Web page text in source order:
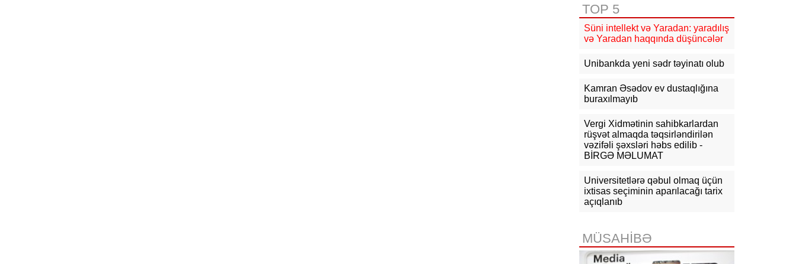
20:33 Prezident İlham Əliyev ABŞ
prezidenti Donald Trampa məktub
danışığı olub
edib
15:19 Türkiyə Qara dənizdə
gəmilərin keçidini məhdudlaşdırır
TOP 5
Süni intellekt və Yaradan: yaradılış
və Yaradan haqqında düşüncələr
Unibankda yeni sədr təyinatı olub
Kamran Əsədov ev dustaqlığına
buraxılmayıb
Vergi Xidmətinin sahibkarlardan
rüşvət almaqda təqsirləndirilən
vəzifəli şəxsləri həbs edilib -
BİRGƏ MƏLUMAT
Universitetlərə qəbul olmaq üçün
ixtisas seçiminin aparılacağı tarix
açıqlanıb
MÜSAHİBƏ